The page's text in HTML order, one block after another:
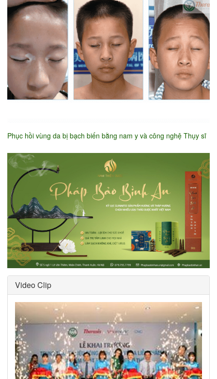
Phục hồi vùng da bị bạch biến bằng nam y và công nghệ Thụy sĩ
Video Clip